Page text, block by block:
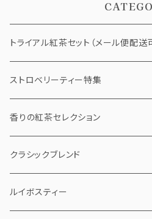
トライアル紅茶セット（メール便配送
ストロベリーティー特集
ストロベリーショコラ
ストロベリーバニラチャイ
ベリールージュ
香りの紅茶セレクション
ティーバッグ
5個pack
リーフティー（茶葉）
クラシックブレンド
ティーバッグ
ルイボスティー